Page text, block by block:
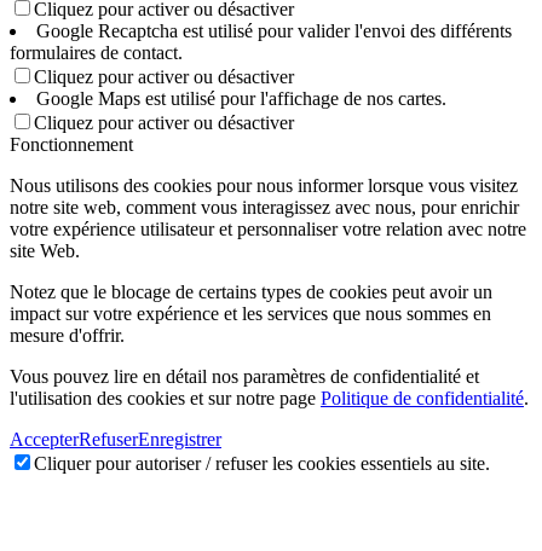
Cliquez pour activer ou désactiver
Google Recaptcha est utilisé pour valider l'envoi des différents
formulaires de contact.
Cliquez pour activer ou désactiver
Google Maps est utilisé pour l'affichage de nos cartes.
Cliquez pour activer ou désactiver
Fonctionnement
Nous utilisons des cookies pour nous informer lorsque vous visitez
notre site web, comment vous interagissez avec nous, pour enrichir
votre expérience utilisateur et personnaliser votre relation avec notre
site Web.
Notez que le blocage de certains types de cookies peut avoir un
impact sur votre expérience et les services que nous sommes en
mesure d'offrir.
Vous pouvez lire en détail nos paramètres de confidentialité et
l'utilisation des cookies et sur notre page Politique de confidentialité.
AccepterRefuserEnregistrer
Cliquer pour autoriser / refuser les cookies essentiels au site.